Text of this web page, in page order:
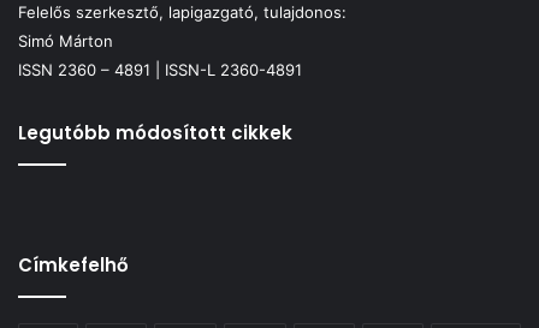
Felelős szerkesztő, lapigazgató, tulajdonos:
Simó Márton
ISSN 2360 – 4891 | ISSN-L 2360-4891
Legutóbb módosított cikkek
Címkefelhő